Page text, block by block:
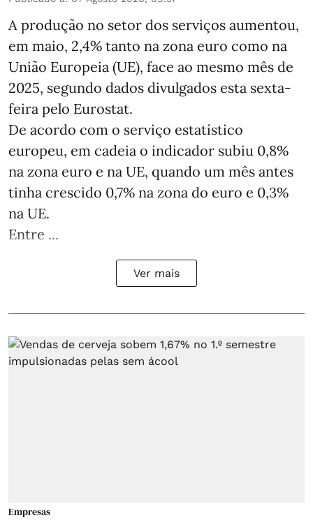
A produção no setor dos serviços aumentou,
em maio, 2,4% tanto na zona euro como na
União Europeia (UE), face ao mesmo mês de
2025, segundo dados divulgados esta sexta-
feira pelo Eurostat.
De acordo com o serviço estatístico
europeu, em cadeia o indicador subiu 0,8%
na zona euro e na UE, quando um mês antes
tinha crescido 0,7% na zona do euro e 0,3%
na UE.
Entre ...
Ver mais
Empresas